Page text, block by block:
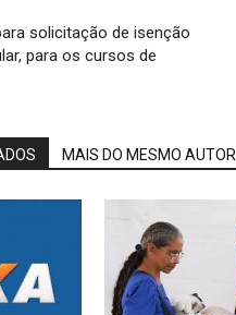
solicitação de isenção
para os cursos de
MAIS DO MESMO AUTOR